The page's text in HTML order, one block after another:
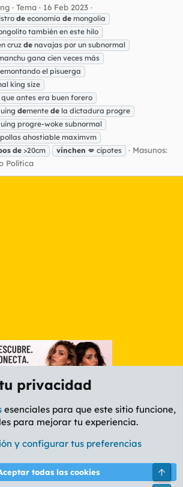
Tema 16 Feb 2023
de economía de mongolia
también en este hilo
cruz de navajas por un subnormal
gana cien veces más
el pisuerga
king size
que antes era buen forero
demente de la dictadura progre
progre-woke subnormal
ahostiable maximvm
de >20cm vinchen 💋 cipotes
Masunos:
Política
AMARILLO
y reglas Política de privacidad Ayuda
privacidad
esenciales para que este sitio funcione,
para mejorar tu experiencia.
y configurar tus preferencias
todas las cookies